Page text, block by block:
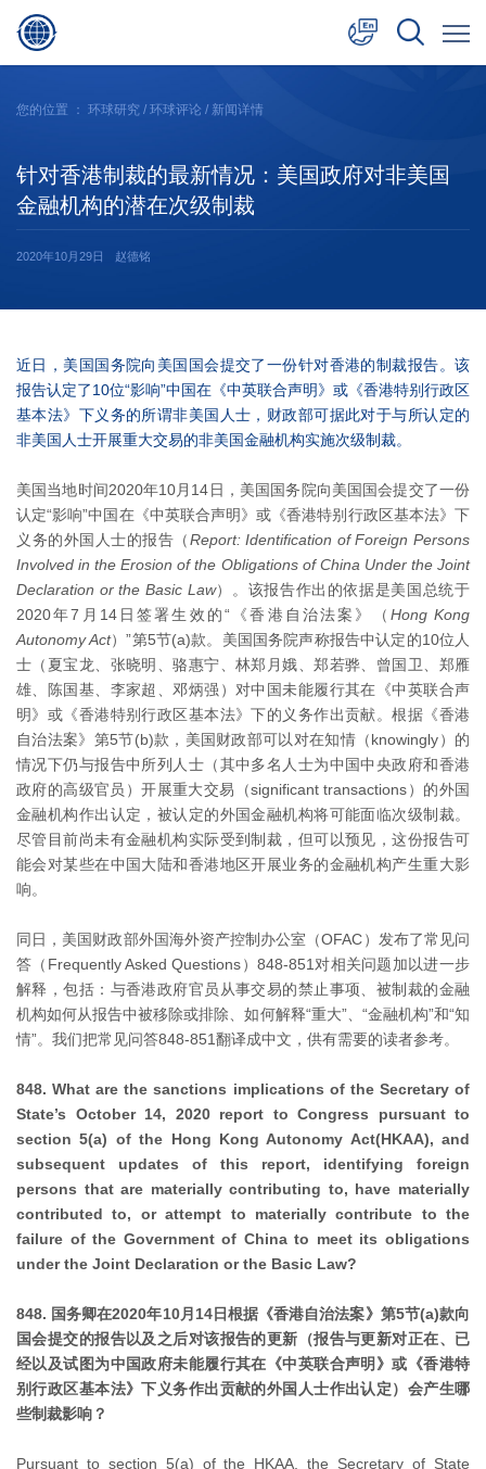
日本語
您的位置 ： 环球研究 / 环球评论 / 新闻详情
针对香港制裁的最新情况：美国政府对非美国
金融机构的潜在次级制裁
2020年10月29日 赵德铭
近日，美国国务院向美国国会提交了一份针对香港的制裁报告。该
报告认定了10位“影响”中国在《中英联合声明》或《香港特别行政区
基本法》下义务的所谓非美国人士，财政部可据此对于与所认定的
非美国人士开展重大交易的非美国金融机构实施次级制裁。
美国当地时间2020年10月14日，美国国务院向美国国会提交了一份
认定“影响”中国在《中英联合声明》或《香港特别行政区基本法》下
义务的外国人士的报告（Report: Identification of Foreign Persons
Involved in the Erosion of the Obligations of China Under the Joint
Declaration or the Basic Law）。该报告作出的依据是美国总统于
2020年7月14日签署生效的“《香港自治法案》（ Hong Kong
Autonomy Act）”第5节(a)款。美国国务院声称报告中认定的10位人
士（夏宝龙、张晓明、骆惠宁、林郑月娥、郑若骅、曾国卫、郑雁
雄、陈国基、李家超、邓炳强）对中国未能履行其在《中英联合声
明》或《香港特别行政区基本法》下的义务作出贡献。根据《香港
自治法案》第5节(b)款，美国财政部可以对在知情（knowingly）的
情况下仍与报告中所列人士（其中多名人士为中国中央政府和香港
政府的高级官员）开展重大交易（significant transactions）的外国
金融机构作出认定，被认定的外国金融机构将可能面临次级制裁。
尽管目前尚未有金融机构实际受到制裁，但可以预见，这份报告可
能会对某些在中国大陆和香港地区开展业务的金融机构产生重大影
响。
同日，美国财政部外国海外资产控制办公室（OFAC）发布了常见问
答（Frequently Asked Questions）848-851对相关问题加以进一步
解释，包括：与香港政府官员从事交易的禁止事项、被制裁的金融
机构如何从报告中被移除或排除、如何解释“重大”、“金融机构”和“知
情”。我们把常见问答848-851翻译成中文，供有需要的读者参考。
848. What are the sanctions implications of the Secretary of
State’s October 14, 2020 report to Congress pursuant to
section 5(a) of the Hong Kong Autonomy Act(HKAA), and
subsequent updates of this report, identifying foreign
persons that are materially contributing to, have materially
contributed to, or attempt to materially contribute to the
failure of the Government of China to meet its obligations
under the Joint Declaration or the Basic Law?
848. 国务卿在2020年10月14日根据《香港自治法案》第5节(a)款向
国会提交的报告以及之后对该报告的更新（报告与更新对正在、已
经以及试图为中国政府未能履行其在《中英联合声明》或《香港特
别行政区基本法》下义务作出贡献的外国人士作出认定）会产生哪
些制裁影响？
Pursuant to section 5(a) of the HKAA, the Secretary of State